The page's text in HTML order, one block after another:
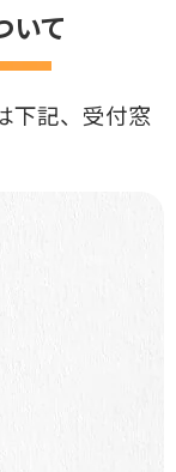
いて
下記、受付窓